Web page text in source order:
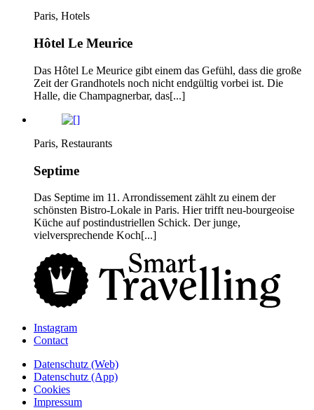
Paris, Hotels
Hôtel Le Meurice
Das Hôtel Le Meurice gibt einem das Gefühl, dass die große
Zeit der Grandhotels noch nicht endgültig vorbei ist. Die
Halle, die Champagnerbar, das[...]
Paris, Restaurants
Septime
Das Septime im 11. Arrondissement zählt zu einem der
schönsten Bistro-Lokale in Paris. Hier trifft neu-bourgeoise
Küche auf postindustriellen Schick. Der junge,
vielversprechende Koch[...]
Instagram
Contact
Daten­schutz­ (Web)
Daten­schutz­ (App)
Cookies
Impressum